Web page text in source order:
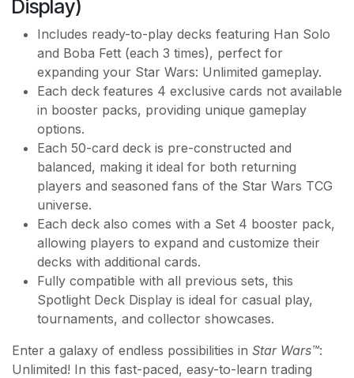
Display)
Includes ready-to-play decks featuring Han Solo
and Boba Fett (each 3 times), perfect for
expanding your Star Wars: Unlimited gameplay.
Each deck features 4 exclusive cards not available
in booster packs, providing unique gameplay
options.
Each 50-card deck is pre-constructed and
balanced, making it ideal for both returning
players and seasoned fans of the Star Wars TCG
universe.
Each deck also comes with a Set 4 booster pack,
allowing players to expand and customize their
decks with additional cards.
Fully compatible with all previous sets, this
Spotlight Deck Display is ideal for casual play,
tournaments, and collector showcases.
Enter a galaxy of endless possibilities in Star Wars™:
Unlimited! In this fast-paced, easy-to-learn trading